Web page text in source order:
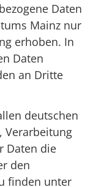
Daten
Mainz nur
erhoben. In
Daten
an Dritte
deutschen
Verarbeitung
Daten die
den
finden unter